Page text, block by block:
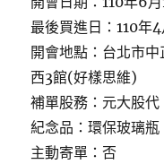
最後買進日：110年
開會地點：台北市
西3館(好樣思維)
補單股務：元大股代
紀念品：環保玻璃瓶
主動寄單：否